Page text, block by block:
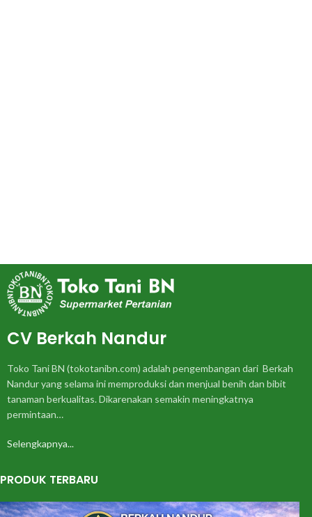
CV Berkah Nandur
Toko Tani BN (tokotanibn.com) adalah pengembangan dari Berkah
Nandur yang selama ini memproduksi dan menjual benih dan bibit
tanaman berkualitas. Dikarenakan semakin meningkatnya
permintaan…
Selengkapnya...
PRODUK TERBARU